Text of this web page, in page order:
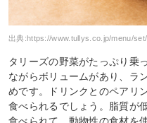
出典:https://www.tullys.co.jp/menu/set/
タリーズの野菜がたっぷり乗
ながらボリュームがあり、ラ
めです。ドリンクとのペアリ
食べられるでしょう。脂質が